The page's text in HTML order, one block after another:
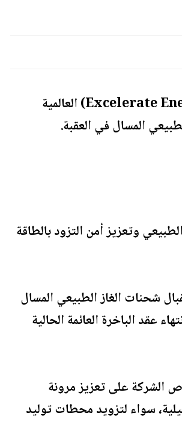
وقّعت شركة الكهرباء الوطنية أمس الثلاثاء، اتفاقية مع شركة (Excelerate Energy) العالمية
المسال في العقبة.
وتعزيز أمن التزود بالطاقة
شحنات الغاز الطبيعي المسال
عقد الباخرة العائمة الحالية
الشركة على تعزيز مرونة
سواء لتزويد محطات توليد